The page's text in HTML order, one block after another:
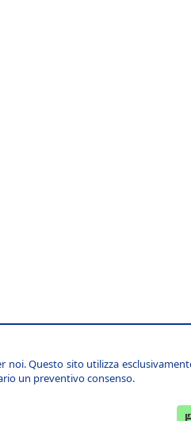
noi. Questo sito utilizza
un preventivo consenso.